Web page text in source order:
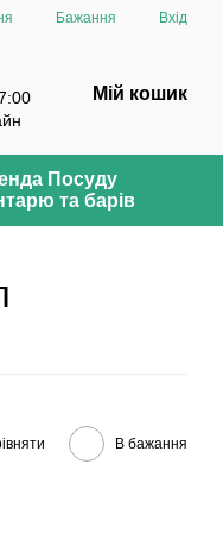
Бажання Вхід
Мій кошик
Посуду
та барів
В бажання